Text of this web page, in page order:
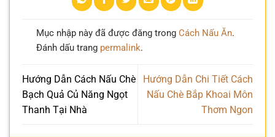
Mục nhập này đã được đăng trong Cách Nấu Ăn.
Đánh dấu trang permalink.
Hướng Dẫn Cách Nấu Chè
Bạch Quả Củ Năng Ngọt
Thanh Tại Nhà
Hướng Dẫn Chi Tiết Cách
Nấu Chè Bắp Khoai Môn
Thơm Ngon